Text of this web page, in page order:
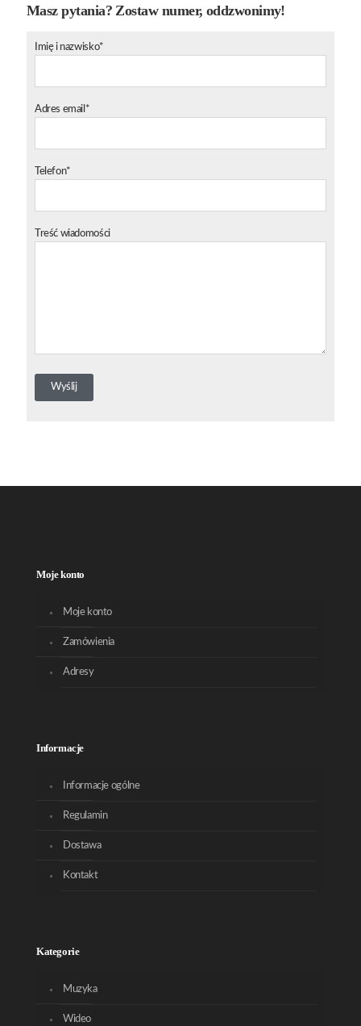
Masz pytania? Zostaw numer, oddzwonimy!
Imię i nazwisko*
Adres email*
Telefon*
Treść wiadomości
Moje konto
Moje konto
Zamówienia
Adresy
Informacje
Informacje ogólne
Regulamin
Dostawa
Kontakt
Kategorie
Muzyka
Wideo